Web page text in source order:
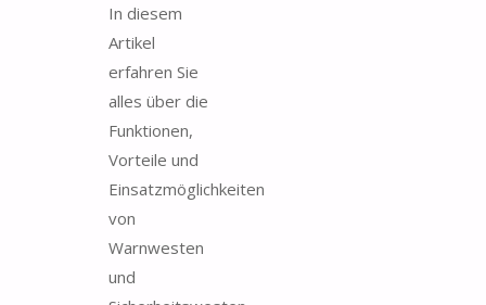
In diesem
Artikel
erfahren Sie
alles über die
Funktionen,
Vorteile und
Einsatzmöglichkeiten
von
Warnwesten
und